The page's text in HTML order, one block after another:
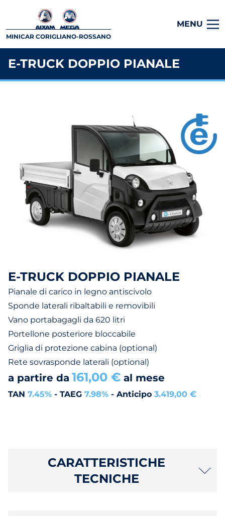
MINICAR CORIGLIANO-ROSSANO
MENU
E-TRUCK DOPPIO PIANALE
E-TRUCK DOPPIO PIANALE
Pianale di carico in legno antiscivolo
Sponde laterali ribaltabili e removibili
Vano portabagagli da 620 litri
Portellone posteriore bloccabile
Griglia di protezione cabina (optional)
Rete sovrasponde laterali (optional)
a partire da 161,00 € al mese
TAN 7.45% - TAEG 7.98% - Anticipo 3.419,00 €
CARATTERISTICHE
TECNICHE